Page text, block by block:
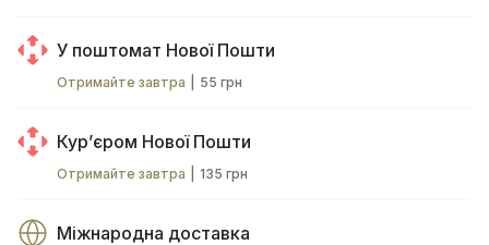
У поштомат Нової Пошти
Отримайте завтра 55 грн
Курʼєром Нової Пошти
Отримайте завтра 135 грн
Міжнародна доставка